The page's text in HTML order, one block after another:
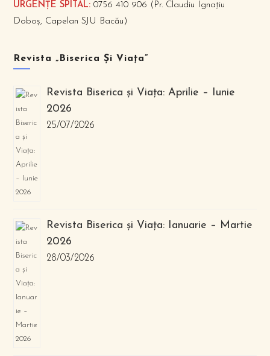
URGENȚE SPITAL: 0756 410 906 (Pr. Claudiu Ignațiu
Doboș, Capelan SJU Bacău)
Revista „Biserica Și Viața”
Revista Biserica și Viața: Aprilie – Iunie
2026
25/07/2026
Revista Biserica și Viața: Ianuarie – Martie
2026
28/03/2026